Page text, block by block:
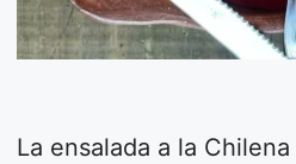
La ensalada a la